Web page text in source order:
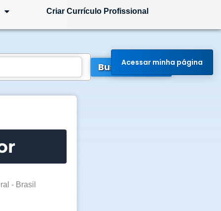
Criar Currículo Profissional
Buscar Vagas
- Brasil
Acessar minha página